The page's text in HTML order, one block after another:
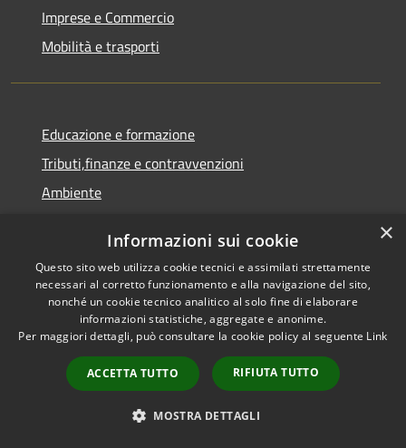
Imprese e Commercio
Mobilità e trasporti
Educazione e formazione
Tributi,finanze e contravvenzioni
Ambiente
Autorizzazioni
NOVITÀ
Notizie
Comunicati
Avvisi
×
Informazioni sui cookie
Questo sito web utilizza cookie tecnici e assimilati strettamente
necessari al corretto funzionamento e alla navigazione del sito,
nonché un cookie tecnico analitico al solo fine di elaborare
informazioni statistiche, aggregate e anonime.
Per maggiori dettagli, può consultare la cookie policy al seguente Link
ACCETTA TUTTO RIFIUTA TUTTO
MOSTRA DETTAGLI